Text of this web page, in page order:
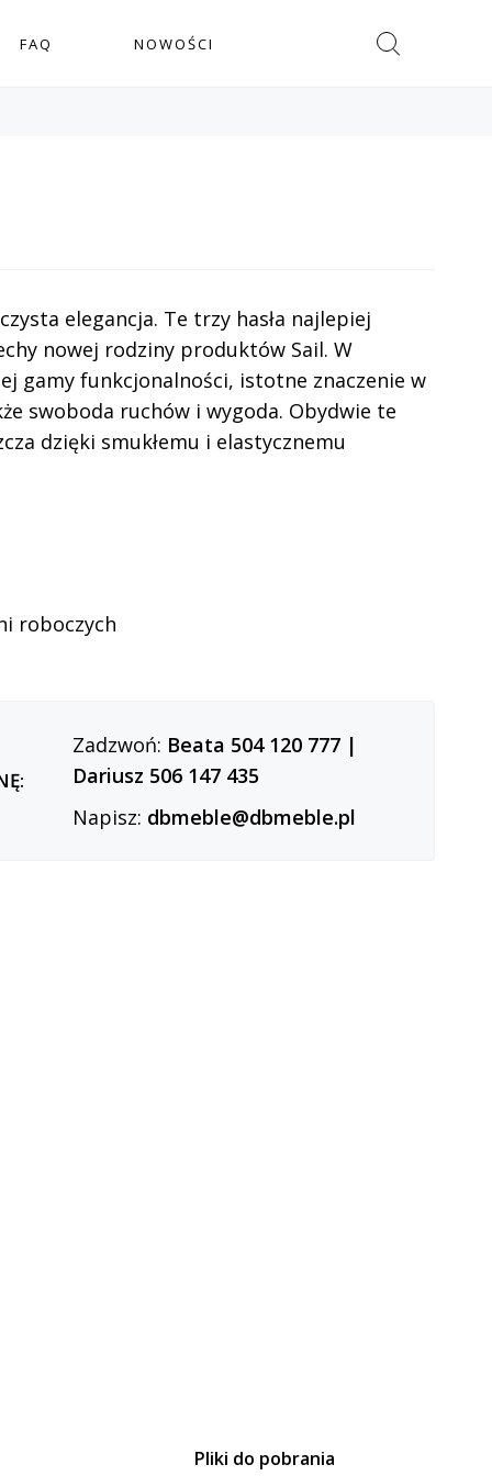
FAQ NOWOŚCI Szukaj
elegancja. Te trzy hasła najlepiej
nowej rodziny produktów Sail. W
gamy funkcjonalności, istotne znaczenie w
swoboda ruchów i wygoda. Obydwie te
dzięki smukłemu i elastycznemu
roboczych
Zadzwoń: Beata 504 120 777 |
Dariusz 506 147 435
Napisz: dbmeble@dbmeble.pl
Pliki do pobrania